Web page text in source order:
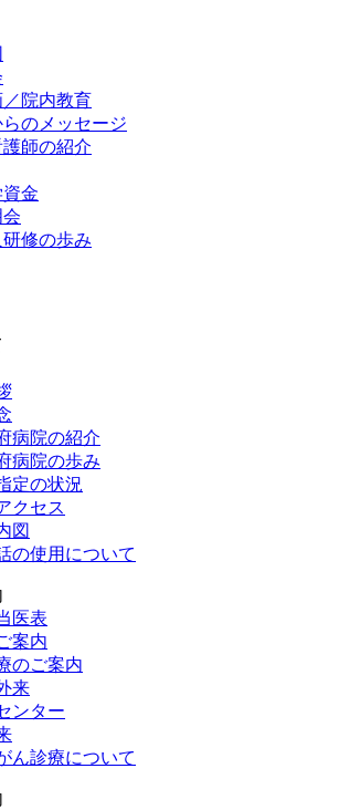
院内教育
のメッセージ
師の紹介
金
修の歩み
病院の紹介
病院の歩み
定の状況
クセス
図
の使用について
医表
案内
のご案内
来
ンター
ん診療について